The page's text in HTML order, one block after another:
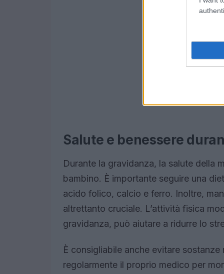
Salute e benessere
Durante la gravidanza, la salute della
bambino. È importante seguire una
acido folico, calcio e ferro. Inoltre,
altrettanto cruciale. L’attività fisica
gravidanza, può aiutare a ridurre lo
È consigliabile anche evitare
regolarmente il proprio medico per